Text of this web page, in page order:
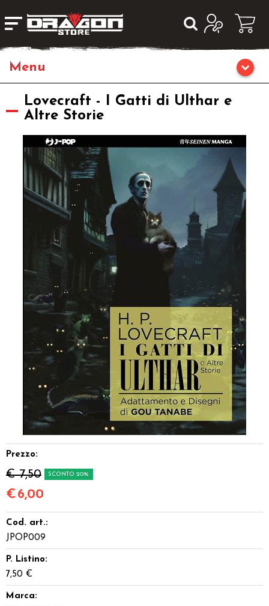
Home
Giochi di Ruolo
Librigame
Giochi di Carte Collezionabili
Miniature
Accessori
Giocattoli e Gadget
Offerte del Dragone
Lovecraft - I Gatti di Ulthar e
Altre Storie
Prezzo:
€ 7,50 SCONTO 20%
€ 6,00
Cod. art.:
JPOP009
P. Listino:
7,50 €
Marca: